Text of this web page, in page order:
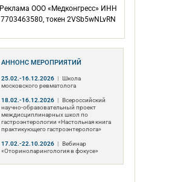
Реклама ООО «Медконгресс» ИНН
7703463580, токен 2VSb5wNLvRN
АННОНС МЕРОПРИЯТИЙ
25.02.-16.12.2026 | Школа
московского ревматолога
18.02.-16.12.2026 | Всероссийский
научно-образовательный проект
междисциплинарных школ по
гастроэнтерологии «Настольная книга
практикующего гастроэнтеролога»
17.02.-22.10.2026 | Вебинар
«Оториноларингология в фокусе»